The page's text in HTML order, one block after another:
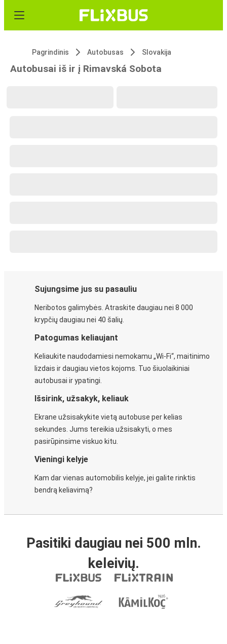
Pagrindinis Autobusas Slovakija
Autobusai iš ir į Rimavská Sobota
Sujungsime jus su pasauliu
Neribotos galimybės. Atraskite daugiau nei 8 000
krypčių daugiau nei 40 šalių.
Patogumas keliaujant
Keliaukite naudodamiesi nemokamu „Wi-Fi“, maitinimo
lizdais ir daugiau vietos kojoms. Tuo šiuolaikiniai
autobusai ir ypatingi.
Išsirink, užsakyk, keliauk
Ekrane užsisakykite vietą autobuse per kelias
sekundes. Jums tereikia užsisakyti, o mes
pasirūpinsime viskuo kitu.
Vieningi kelyje
Kam dar vienas automobilis kelyje, jei galite rinktis
bendrą keliavimą?
Pasitiki daugiau nei 500 mln.
keleivių.